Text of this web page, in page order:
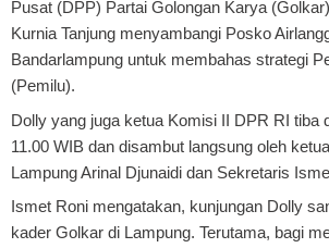
Pusat (DPP) Partai Golongan Karya
Kurnia Tanjung menyambangi Posko
Bandarlampung untuk membahas strategi
(Pemilu).
Dolly yang juga ketua Komisi II DPR RI tiba
11.00 WIB dan disambut langsung oleh
Lampung Arinal Djunaidi dan Sekretaris
Ismet Roni mengatakan, kunjungan Dolly
kader Golkar di Lampung. Terutama, bagi